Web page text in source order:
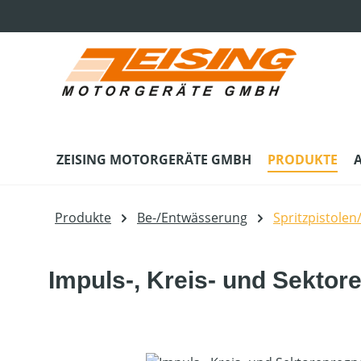
ZEISING MOTORGERÄTE GMBH PRODUKTE
Produkte Be-/Entwässerung
Impuls-, Kreis- und